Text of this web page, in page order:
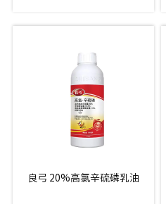
良弓 20%高氯辛硫磷乳油